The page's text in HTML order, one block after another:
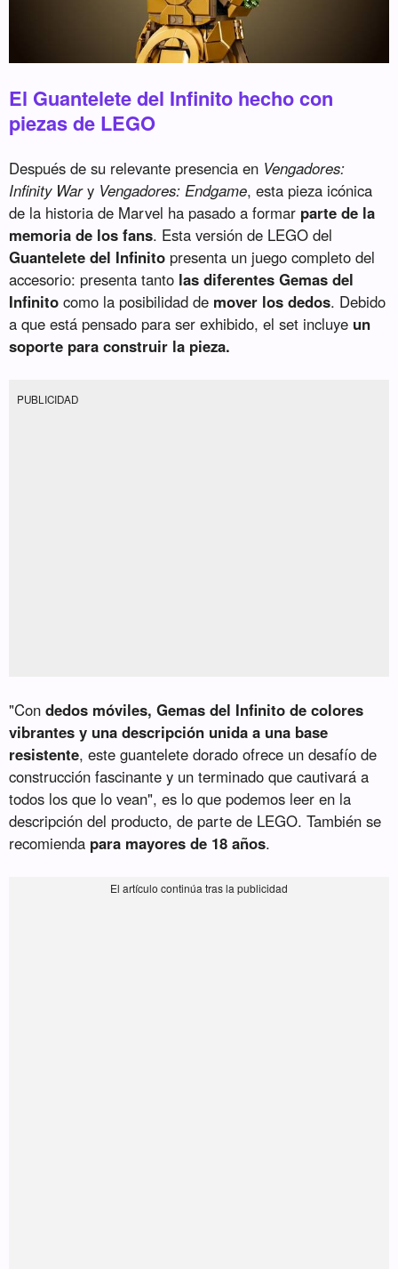
El Guantelete del Infinito hecho con
piezas de LEGO
Después de su relevante presencia en Vengadores:
Infinity Wary Vengadores: Endgame, esta pieza icónica
de la historia de Marvel ha pasado a formar parte de la
memoria de los fans. Esta versión de LEGO del
Guantelete del Infinito presenta un juego completo del
accesorio: presenta tanto las diferentes Gemas del
Infinito como la posibilidad de mover los dedos. Debido
a que está pensado para ser exhibido, el set incluye un
soporte para construir la pieza.
PUBLICIDAD
"Condedos móviles, Gemas del Infinito de colores
vibrantes y una descripción unida a una base
resistente, este guantelete dorado ofrece un desafío de
construcción fascinante y un terminado que cautivará a
todos los que lo vean", es lo que podemos leer en la
descripción del producto, de parte de LEGO. También se
recomienda para mayores de 18 años.